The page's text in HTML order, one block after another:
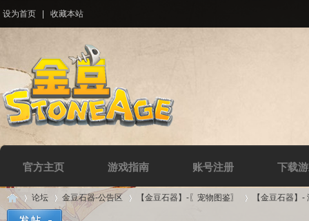
设为首页 收藏本站
官方主页 游戏指南 账号注册 下载
论坛 金豆石器-公告区 【金豆石器】-〖宠物图鉴〗 【金豆石器】